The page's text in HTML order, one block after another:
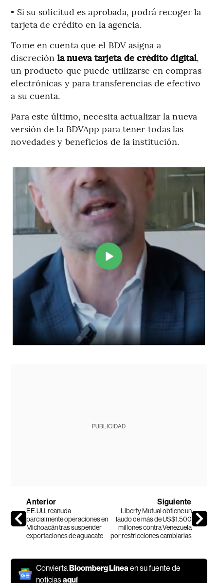
• Si su solicitud es aprobada, podrá recoger la
tarjeta de crédito en la agencia.
Tome en cuenta que el BDV asigna a
discreción la nueva tarjeta de crédito digital,
un producto que puede utilizarse en compras
electrónicas y para transferencias de efectivo
a su cuenta.
Para este último, necesita actualizar la nueva
versión de la BDVApp para tener todas las
novedades y beneficios de la institución.
PUBLICIDAD
Anterior
EE.UU. reanuda
parcialmente operaciones en
Michoacán tras suspender
exportaciones de aguacate
Siguiente
Liberty Mutual obtiene un
laudo de más de US$1.500
millones contra Venezuela
por restricciones cambiarias
ConviertaBloomberg Línea en su fuente de
noticiasaquí